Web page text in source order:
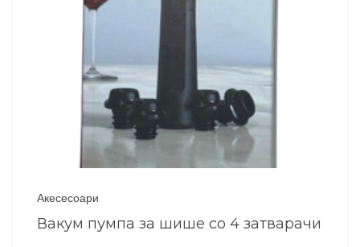
Акесесоари
Вакум пумпа за шише со 4 затварачи